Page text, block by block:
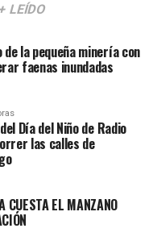
+ LEÍDO
de la pequeña minería con
faenas inundadas
Día del Niño de Radio
las calles de
CUESTA EL MANZANO